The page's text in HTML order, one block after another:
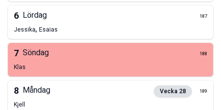
6 Lördag 187
Jessika, Esaias
7 Söndag 188
Klas
8 Måndag Vecka 28 189
Kjell